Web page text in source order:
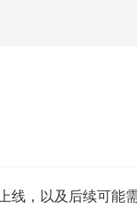
，以及后续可能